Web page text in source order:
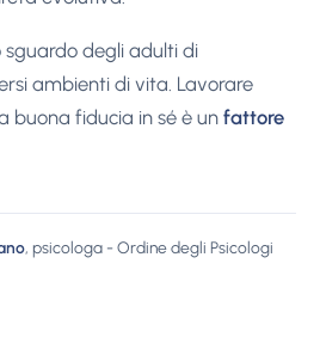
sguardo degli adulti di
ambienti di vita. Lavorare
buona fiducia in sé è unfattore
, psicologa - Ordine degli Psicologi